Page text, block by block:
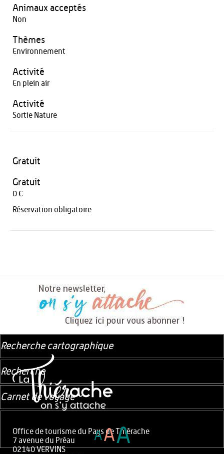
Animaux acceptés
Non
Thèmes
Environnement
Activité
En plein air
Activité
Sortie Nature
Gratuit
Gratuit
0 €
Réservation obligatoire
Office de tourisme du Pays de Thiérache
7 avenue du Préau
02140 VERVINS
Recherche cartographique
Recherche
Carnet de voyage
AAA